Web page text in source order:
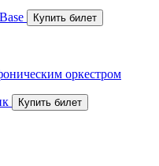
оркестром